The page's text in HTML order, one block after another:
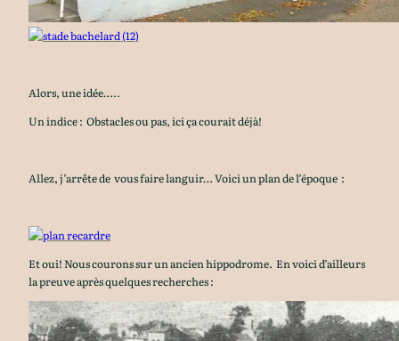
Alors, une idée…..
Un indice : Obstacles ou pas, ici ça courait déjà!
Allez, j’arrête de vous faire languir… Voici un plan de l’époque :
Et oui! Nous courons sur un ancien hippodrome. En voici d’ailleurs
la preuve après quelques recherches :